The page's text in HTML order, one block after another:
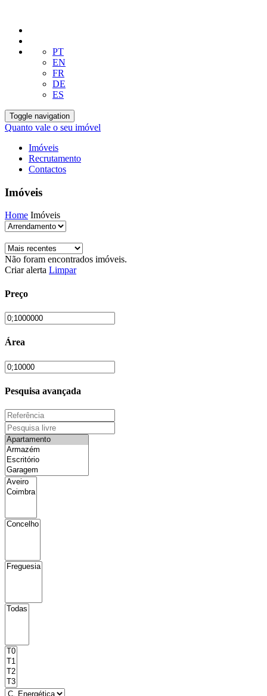
PT
EN
FR
DE
ES
Toggle navigation
Quanto vale o seu imóvel
Imóveis
Recrutamento
Contactos
Imóveis
Home Imóveis
Não foram encontrados imóveis.
Criar alerta Limpar
Preço
Área
Pesquisa avançada